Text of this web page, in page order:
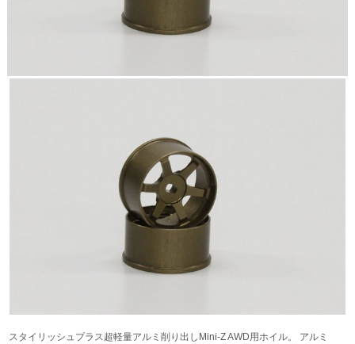
スタイリッシュプラス超軽量アルミ削り出しMini-Z AWD用ホイル。 アルミ